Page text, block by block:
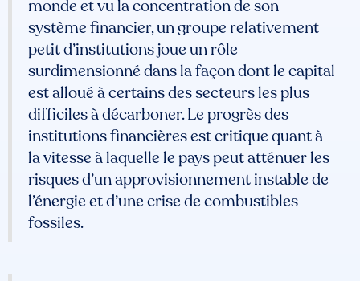
monde et vu la concentration de son
système financier, un groupe relativement
petit d’institutions joue un rôle
surdimensionné dans la façon dont le capital
est alloué à certains des secteurs les plus
difficiles à décarboner. Le progrès des
institutions financières est critique quant à
la vitesse à laquelle le pays peut atténuer les
risques d’un approvisionnement instable de
l’énergie et d’une crise de combustibles
fossiles.